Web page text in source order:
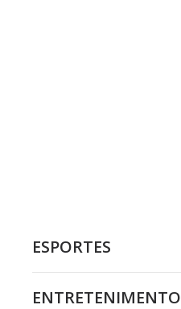
ESPORTES
ENTRETENIMENTO